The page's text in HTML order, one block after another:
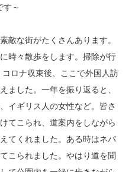
す～
な街がたくさんあります。
時々散歩をします。掃除が行
ロナ収束後、ここで外国人訪
ました。一年を振り返ると、
イギリス人の女性など。皆さ
てこられ、道案内をしながら
てくれました。ある時はネパ
こられました。やはり道を聞